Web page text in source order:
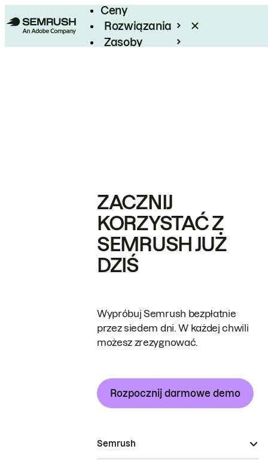
Ceny
Rozwiązania
Zasoby
ZACZNIJ
KORZYSTAĆ Z
SEMRUSH JUŻ
DZIŚ
Wypróbuj Semrush bezpłatnie
przez siedem dni. W każdej chwili
możesz zrezygnować.
Rozpocznij darmowe demo
Semrush